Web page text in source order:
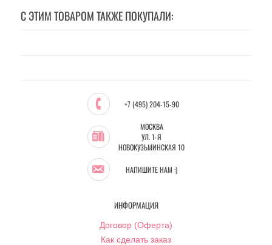
С ЭТИМ ТОВАРОМ ТАКЖЕ ПОКУПАЛИ:
+7 (495) 204-15-90
МОСКВА
УЛ. 1-Я
НОВОКУЗЬМИНСКАЯ 10
НАПИШИТЕ НАМ :)
ИНФОРМАЦИЯ
Договор (Оферта)
Как сделать заказ